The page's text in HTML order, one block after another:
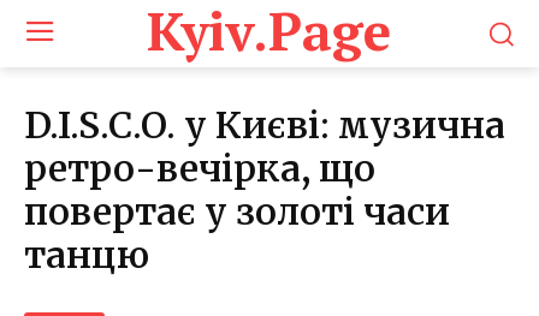
Kyiv.Page
D.I.S.C.O. у Києві: музична
ретро-вечірка, що
повертає у золоті часи
танцю